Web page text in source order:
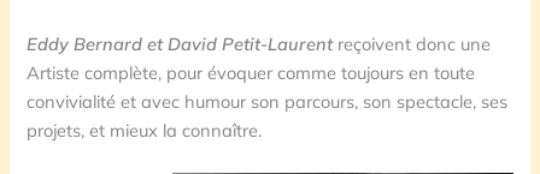
Eddy Bernard et David Petit-Laurentreçoivent donc une
Artiste complète, pour évoquer comme toujours en toute
convivialité et avec humour son parcours, son spectacle, ses
projets, et mieux la connaître.